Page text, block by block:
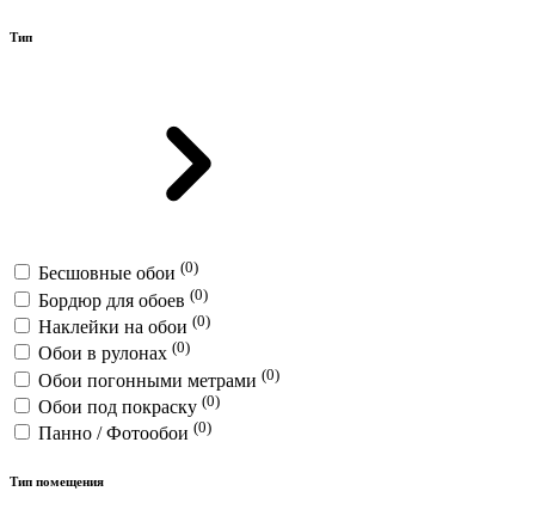
Тип
Бесшовные обои (0)
Бордюр для обоев (0)
Наклейки на обои (0)
Обои в рулонах (0)
Обои погонными метрами (0)
Обои под покраску (0)
Панно / Фотообои (0)
Тип помещения